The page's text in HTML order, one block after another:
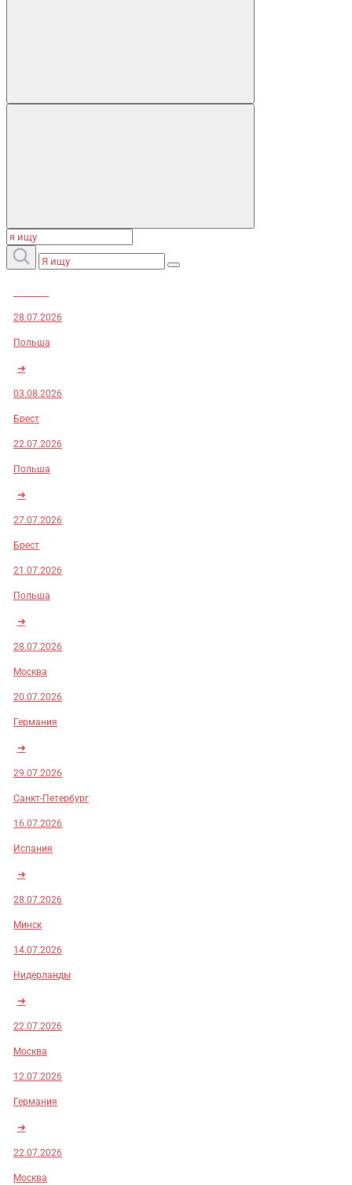
28.07.2026
Польша
➜
03.08.2026
Брест
22.07.2026
Польша
➜
27.07.2026
Брест
21.07.2026
Польша
➜
28.07.2026
Москва
20.07.2026
Германия
➜
29.07.2026
Санкт-Петербург
16.07.2026
Испания
➜
28.07.2026
Минск
14.07.2026
Нидерланды
➜
22.07.2026
Москва
12.07.2026
Германия
➜
22.07.2026
Москва